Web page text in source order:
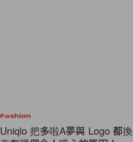
Fashion
Uniqlo 把多啦A夢與 Logo 都